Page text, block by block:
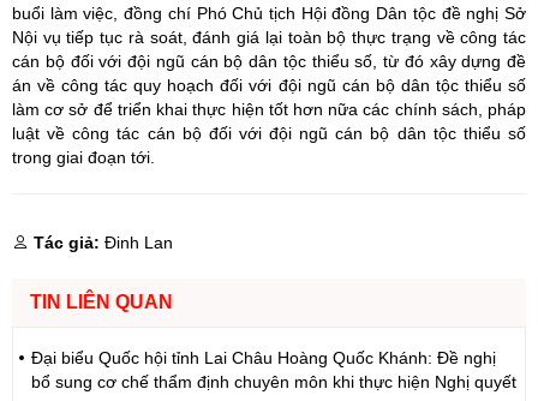
buổi làm việc, đồng chí Phó Chủ tịch Hội đồng Dân tộc đề nghị Sở
Nội vụ tiếp tục rà soát, đánh giá lại toàn bộ thực trạng về công tác
cán bộ đối với đội ngũ cán bộ dân tộc thiểu số, từ đó xây dựng đề
án về công tác quy hoạch đối với đội ngũ cán bộ dân tộc thiểu số
làm cơ sở để triển khai thực hiện tốt hơn nữa các chính sách, pháp
luật về công tác cán bộ đối với đội ngũ cán bộ dân tộc thiểu số
trong giai đoạn tới.
Tác giả: Đinh Lan
TIN LIÊN QUAN
Đại biểu Quốc hội tỉnh Lai Châu Hoàng Quốc Khánh: Đề nghị
bổ sung cơ chế thẩm định chuyên môn khi thực hiện Nghị quyết